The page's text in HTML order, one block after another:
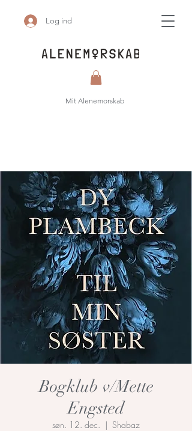
Log ind
Mit Alenemorskab
Bogklub v/Mette
Engsted
søn. 12. dec.
  |
Shabaz